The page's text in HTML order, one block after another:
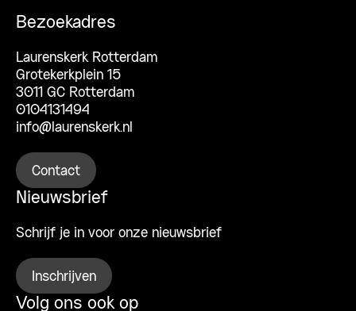
Bezoekadres
Laurenskerk Rotterdam
Grotekerkplein 15
3011 GC Rotterdam
0104131494
info@laurenskerk.nl
Contact
Nieuwsbrief
Schrijf je in voor onze nieuwsbrief
Inschrijven
Volg ons ook op